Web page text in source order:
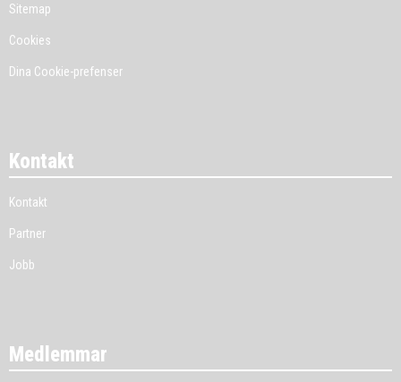
Sitemap
Cookies
Dina Cookie-prefenser
Kontakt
Kontakt
Partner
Jobb
Medlemmar